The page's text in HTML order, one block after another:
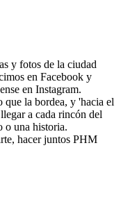
y fotos de la ciudad
en Facebook y
en Instagram.
que la bordea, y 'hacia el
a cada rincón del
o una historia.
hacer juntos PHM